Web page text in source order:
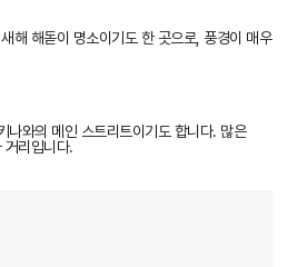
해 해돋이 명소이기도 한 곳으로, 풍경이 매우
나와의 메인 스트리트이기도 합니다. 많은
거리입니다.